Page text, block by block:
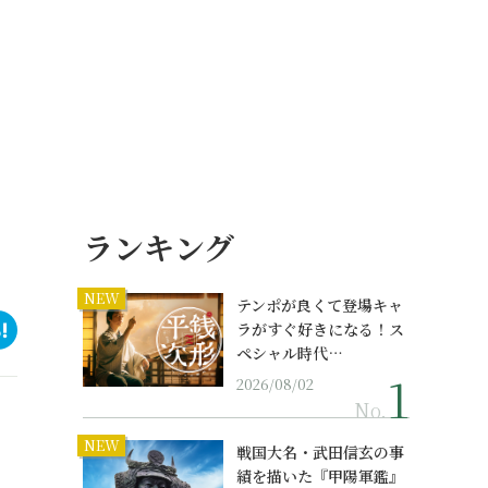
ランキング
NEW
テンポが良くて登場キャ
ラがすぐ好きになる！ス
ペシャル時代…
2026/08/02
No.
NEW
戦国大名・武田信玄の事
績を描いた『甲陽軍鑑』